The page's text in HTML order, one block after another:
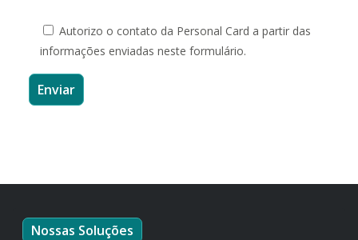
Autorizo o contato da Personal Card a partir das
informações enviadas neste formulário.
Nossas Soluções